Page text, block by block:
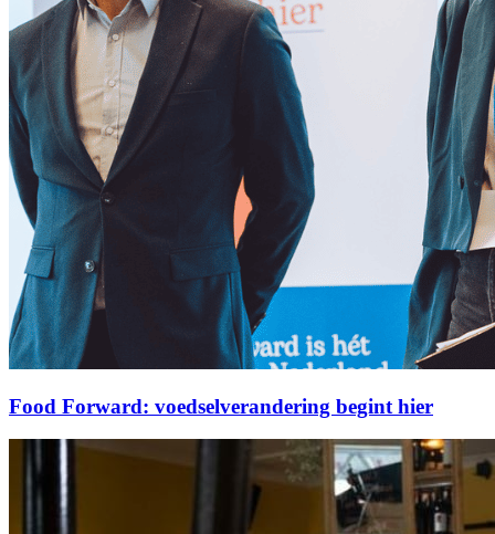
Food Forward: voedselverandering begint hier